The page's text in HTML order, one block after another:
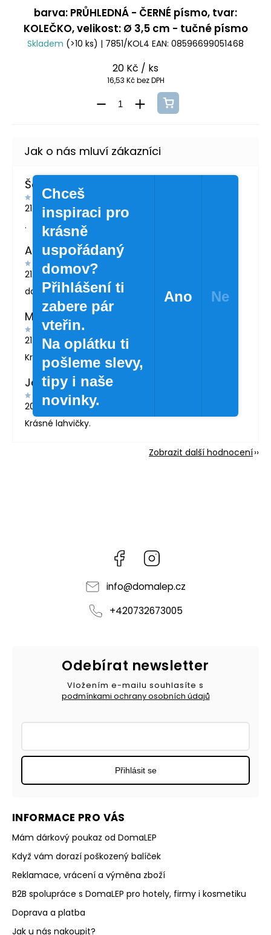
barva: PRŮHLEDNÁ - ČERNÉ písmo, tvar:
KOLEČKO, velikost: Ø 3,5 cm - tučné písmo
Skladem (>10 ks) | 7851/KOL4 EAN: 08596699051468
20 Kč / ks
16,53 Kč bez DPH
Šárka Švábová
21.7.2026
.
Andrea Žáčková
21.5.2026
doporučuji
MARTINA LONDINOVÁ
21.5.2026
Krásné zboží
Jana Svatošová
20.4.2026
Krásné lahvičky.
Zobrazit další hodnocení
Facebook
info@domalep.cz
+420732673005
INFORMACE PRO VÁS
Mám dárkový poukaz od DomaLEP
Když vám dorazí poškozený balíček
Reklamace, vrácení a výměna zboží
B2B spolupráce s DomaLEP pro hotely, firmy i kosmetiku
Doprava a platba
Jak u nás nakoupit?
Odebírat newsletter
Vložením e-mailu souhlasíte s
podmínkami ochrany osobních údajů
Přihlásit se
Chceš
inspiraci pro
krásně
uspořádaný
domov?
Přihlášení ti
zabere pár
vteřin.
Na oplátku ti
pošleme slevy,
tipy i naše
novinky.
Ano Ne